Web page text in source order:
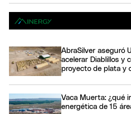
AbraSilver aseguró
acelerar Diablillos y
proyecto de plata y
Vaca Muerta: ¿qué
energética de 15